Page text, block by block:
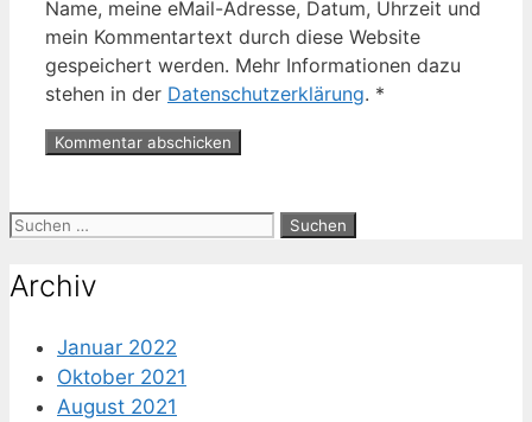
Name, meine eMail-Adresse, Datum, Uhrzeit und
mein Kommentartext durch diese Website
gespeichert werden. Mehr Informationen dazu
stehen in der Datenschutzerklärung. *
Suche
Archiv
Januar 2022
Oktober 2021
August 2021